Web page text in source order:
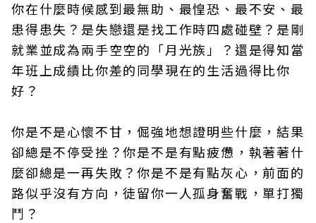
你在什麼時候感到最無助、最惶恐、最不安、最
患得患失？是失戀還是找工作時四處碰壁？是剛
就業並成為兩手空空的「月光族」？還是得知當
年班上成績比你差的同學現在的生活過得比你
好？
你是不是心懷不甘，倔強地想證明些什麼，結果
卻總是不停受挫？你是不是有點疲憊，執著著什
麼卻總是一再失敗？你是不是有點灰心，前面的
路似乎沒有方向，徒留你一人孤身奮戰，單打獨
鬥？